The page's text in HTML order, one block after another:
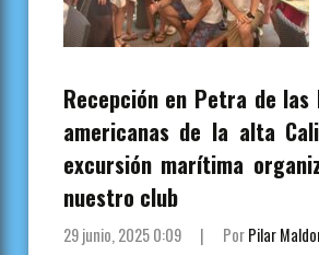
Recepción en Petra de las
americanas de la alta
excursión marítima
nuestro club
29 junio, 2025 0:09 | PorPilar